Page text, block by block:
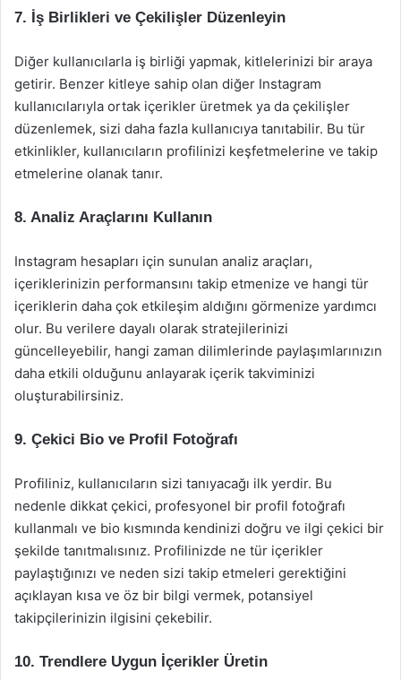
7. İş Birlikleri ve Çekilişler Düzenleyin
Diğer kullanıcılarla iş birliği yapmak, kitlelerinizi bir araya
getirir. Benzer kitleye sahip olan diğer Instagram
kullanıcılarıyla ortak içerikler üretmek ya da çekilişler
düzenlemek, sizi daha fazla kullanıcıya tanıtabilir. Bu tür
etkinlikler, kullanıcıların profilinizi keşfetmelerine ve takip
etmelerine olanak tanır.
8. Analiz Araçlarını Kullanın
Instagram hesapları için sunulan analiz araçları,
içeriklerinizin performansını takip etmenize ve hangi tür
içeriklerin daha çok etkileşim aldığını görmenize yardımcı
olur. Bu verilere dayalı olarak stratejilerinizi
güncelleyebilir, hangi zaman dilimlerinde paylaşımlarınızın
daha etkili olduğunu anlayarak içerik takviminizi
oluşturabilirsiniz.
9. Çekici Bio ve Profil Fotoğrafı
Profiliniz, kullanıcıların sizi tanıyacağı ilk yerdir. Bu
nedenle dikkat çekici, profesyonel bir profil fotoğrafı
kullanmalı ve bio kısmında kendinizi doğru ve ilgi çekici bir
şekilde tanıtmalısınız. Profilinizde ne tür içerikler
paylaştığınızı ve neden sizi takip etmeleri gerektiğini
açıklayan kısa ve öz bir bilgi vermek, potansiyel
takipçilerinizin ilgisini çekebilir.
10. Trendlere Uygun İçerikler Üretin